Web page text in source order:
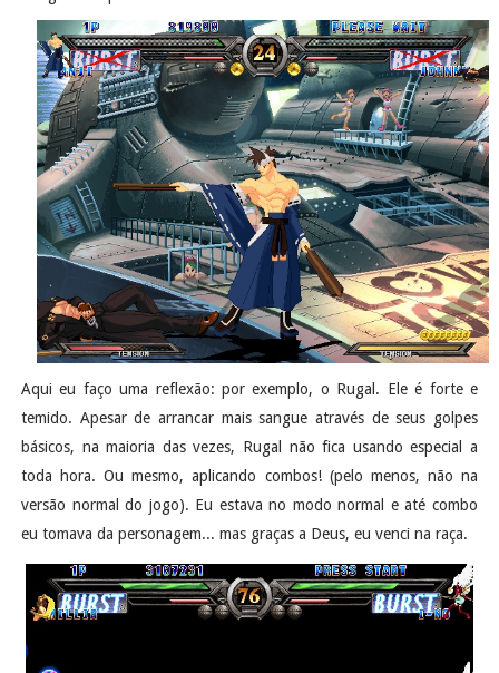
Aqui eu faço uma reflexão: por exemplo, o Rugal. Ele é forte e
temido. Apesar de arrancar mais sangue através de seus golpes
básicos, na maioria das vezes, Rugal não fica usando especial a
toda hora. Ou mesmo, aplicando combos! (pelo menos, não na
versão normal do jogo). Eu estava no modo normal e até combo
eu tomava da personagem... mas graças a Deus, eu venci na raça.